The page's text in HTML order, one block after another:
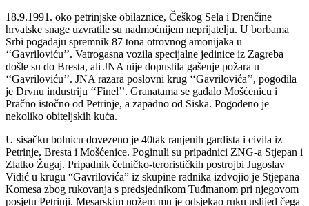
18.9.1991. oko petrinjske obilaznice, Češkog Sela i Drenčine
hrvatske snage uzvratile su nadmoćnijem neprijatelju. U borbama
Srbi pogađaju spremnik 87 tona otrovnog amonijaka u
‘‘Gavriloviću’’. Vatrogasna vozila specijalne jedinice iz Zagreba
došle su do Bresta, ali JNA nije dopustila gašenje požara u
‘‘Gavriloviću’’. JNA razara poslovni krug ‘‘Gavrilovića’’, pogodila
je Drvnu industriju ‘‘Finel’’. Granatama se gađalo Mošćenicu i
Pračno istočno od Petrinje, a zapadno od Siska. Pogođeno je
nekoliko obiteljskih kuća.
U sisačku bolnicu dovezeno je 40tak ranjenih gardista i civila iz
Petrinje, Bresta i Mošćenice. Poginuli su pripadnici ZNG-a Stjepan i
Zlatko Žugaj. Pripadnik četničko-terorističkih postrojbi Jugoslav
Vidić u krugu “Gavrilovića” iz skupine radnika izdvojio je Stjepana
Komesa zbog rukovanja s predsjednikom Tuđmanom pri njegovom
posjetu Petrinji. Mesarskim nožem mu je odsjekao ruku uslijed čega